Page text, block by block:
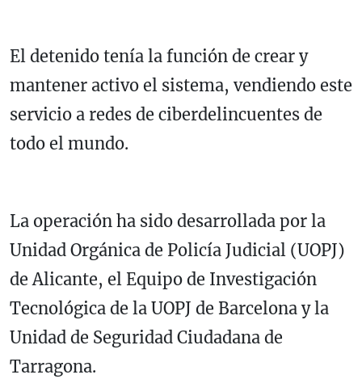
El detenido tenía la función de crear y
mantener activo el sistema, vendiendo este
servicio a redes de ciberdelincuentes de
todo el mundo.
La operación ha sido desarrollada por la
Unidad Orgánica de Policía Judicial (UOPJ)
de Alicante, el Equipo de Investigación
Tecnológica de la UOPJ de Barcelona y la
Unidad de Seguridad Ciudadana de
Tarragona.